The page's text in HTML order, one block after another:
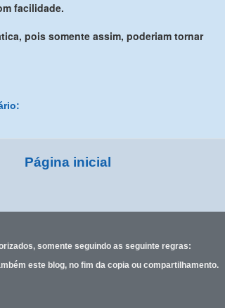
facilidade.
pois somente assim, poderiam tornar
Página inicial
somente seguindo as seguinte regras:
este blog, no fim da copia ou compartilhamento.